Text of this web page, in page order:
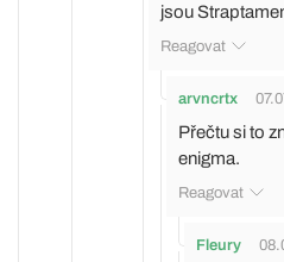
jsou
Reagovat
arvncrtx
Přečtu si to
enigma.
Reagovat
Fleury